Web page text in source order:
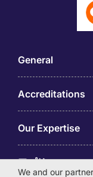
General
Accreditations
Our Expertise
アプリ
We and our